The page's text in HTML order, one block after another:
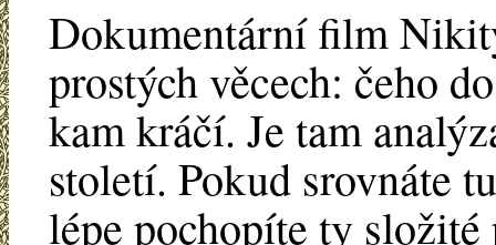
Dokumentární film
prostých věcech: čeho
kam kráčí. Je tam
století. Pokud srovnáte
lépe pochopíte ty složité